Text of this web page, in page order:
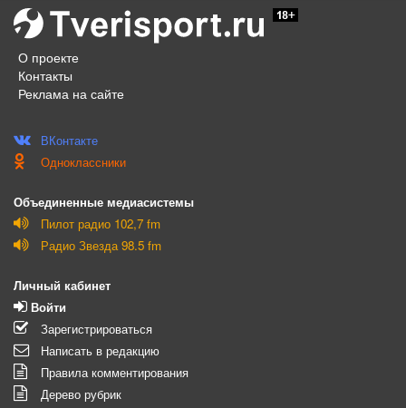
О проекте
Контакты
Реклама на сайте
ВКонтакте
Одноклассники
Объединенные медиасистемы
Пилот радио 102,7 fm
Радио Звезда 98.5 fm
Личный кабинет
Войти
Зарегистрироваться
Написать в редакцию
Правила комментирования
Дерево рубрик